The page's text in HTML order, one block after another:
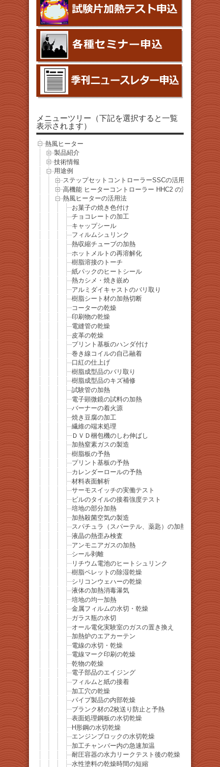
メニューツリー（下記を選択すると一覧
表示されます）
熱風ヒーター
製品紹介
技術情報
用途例
ステップセットコントローラーSSCの活用法
高機能 ヒーターコントローラー HHC2 の活用法
熱風ヒーターの活用法
お菓子の焼き色付け
チョコレートの加工
キャップシール
フィルムシュリンク
熱収縮チューブの加熱
ホットメルトの再溶解化
樹脂溶接のトーチ
紙パックのヒートシール
熱カシメ・焼き嵌め
アルミダイキャストのバリ取り
樹脂シート材の加熱切断
コーターの乾燥
印刷物の乾燥
電縫管の乾燥
皮革の乾燥
プリント基板のハンダ付け
巻き線コイルの自己融着
口紅の仕上げ
樹脂成型品のバリ取り
樹脂成型品のキズ補修
試験管の加熱
電子顕微鏡の試料の加熱
バーナーの着火源
焼き豆腐の加工
繊維の端末処理
ＤＶＤ梱包機のしわ伸ばし
加熱窒素ガスの製造
樹脂板の予熱
プリント基板の予熱
カレンダーロールの予熱
材料表面解析
サーモスイッチの実働テスト
ビルのタイルの接着強度テスト
培地の部分加熱
加熱殺菌空気の製造
スパチュラ（スパーテル、薬匙）の加熱殺菌
液晶の熱歪み検査
アンモニアガスの加熱
シール剥離
リチウム電池のヒートシュリンク
樹脂ペレットの除湿乾燥
シリコンウェハーの乾燥
液体の加熱消毒瀑気
培地の均一加熱
金属フィルムの水切・乾燥
ガラス瓶の水切
オール電化実験室のガスの置き換え
加熱炉のエアカーテン
電線の水切・乾燥
電線マーク印刷の乾燥
乾物の乾燥
電子部品のエイジング
フィルムと紙の接着
加工穴の乾燥
パイプ製品の内部乾燥
ブランク材の2枚送り防止と予熱
表面処理鋼板の水切乾燥
H形鋼の水切乾燥
エンジンブロックの水切乾燥
加工チャンバー内の急速加温
耐圧容器の水力リークテスト後の乾燥
水性塗料の乾燥時間の短縮